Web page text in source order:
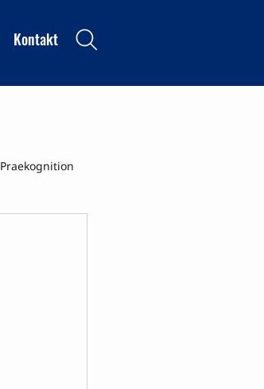
Kontakt
Praekognition